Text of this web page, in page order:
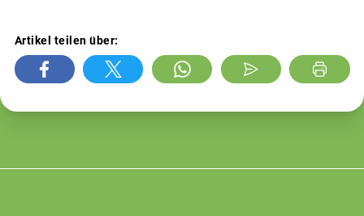
Artikel teilen über: